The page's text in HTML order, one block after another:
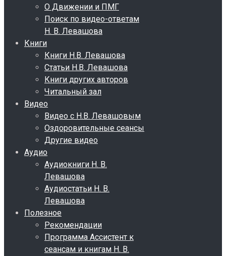
О Движении и ПМГ
Поиск по видео-ответам
Н. В. Левашова
Книги
Книги Н.В. Левашова
Статьи Н.В. Левашова
Книги других авторов
Читальный зал
Видео
Видео с Н.В. Левашовым
Оздоровительные сеансы
Другие видео
Аудио
Аудиокниги Н. В.
Левашова
Аудиостатьи Н. В.
Левашова
Полезное
Рекомендации
Программа Ассистент к
сеансам и книгам Н. В.